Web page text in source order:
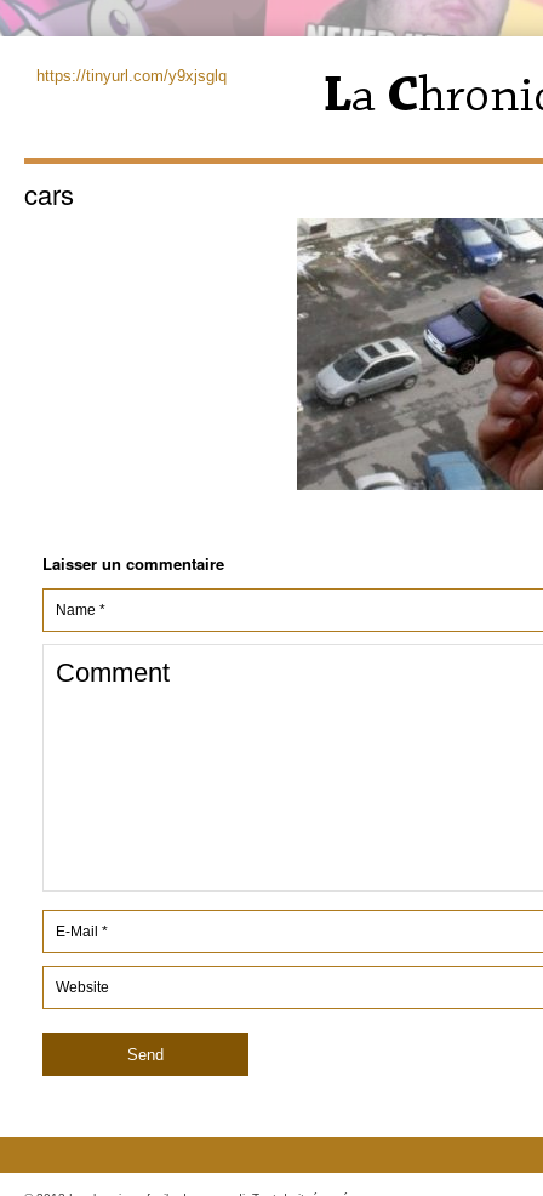
https://tinyurl.com/y9xjsglq
cars
Laisser un commentaire